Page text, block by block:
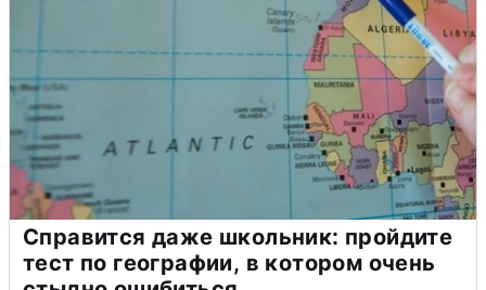
Справится даже школьник: пройдите
тест по географии, в котором очень